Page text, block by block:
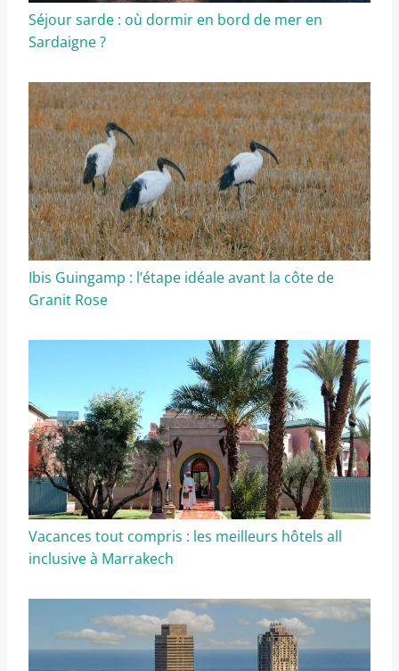
Séjour sarde : où dormir en bord de mer en
Sardaigne ?
Ibis Guingamp : l’étape idéale avant la côte de
Granit Rose
Vacances tout compris : les meilleurs hôtels all
inclusive à Marrakech